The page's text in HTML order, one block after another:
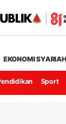
EKONOMI SYARIAH
Sport